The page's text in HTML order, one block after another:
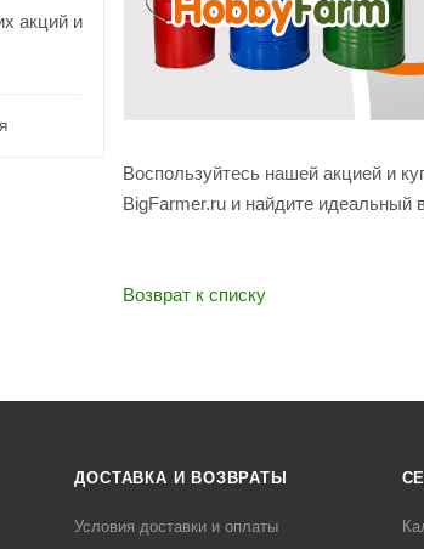
Воспользуйтесь нашей акцией и
BigFarmer.ru и найдите идеальный
Возврат к списку
акций и
ДОСТАВКА И ВОЗВРАТЫ
Условия доставки и оплаты